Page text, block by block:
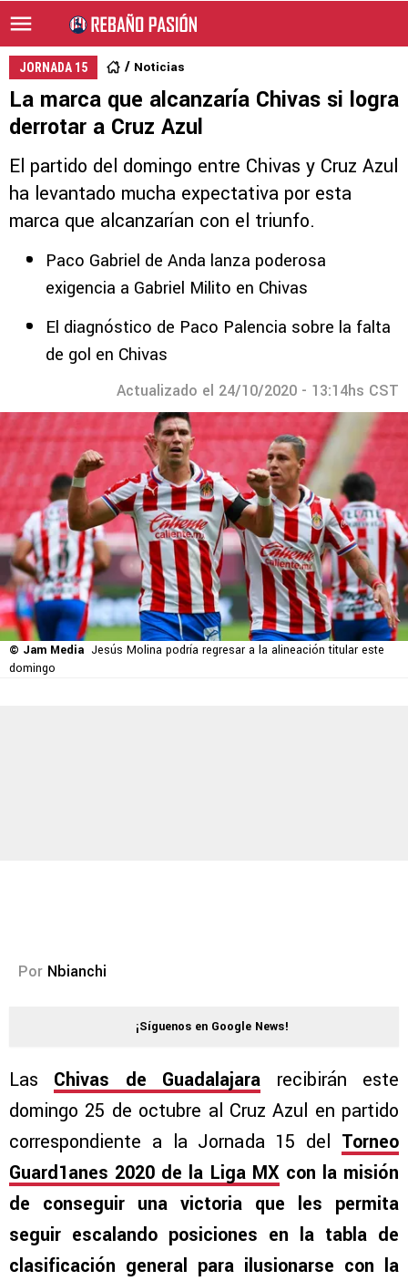
JORNADA 15 Noticias
La marca que alcanzaría Chivas si logra
derrotar a Cruz Azul
El partido del domingo entre Chivas y Cruz Azul
ha levantado mucha expectativa por esta
marca que alcanzarían con el triunfo.
Paco Gabriel de Anda lanza poderosa
exigencia a Gabriel Milito en Chivas
El diagnóstico de Paco Palencia sobre la falta
de gol en Chivas
Actualizado el 24/10/2020 - 13:14hs CST
© Jam Media Jesús Molina podría regresar a la alineación titular este
domingo
Por Nbianchi
¡Síguenos en Google News!
Las Chivas de Guadalajara recibirán este
domingo 25 de octubre al Cruz Azul en partido
correspondiente a la Jornada 15 del Torneo
Guard1anes 2020 de la Liga MX con la misión
de conseguir una victoria que les permita
seguir escalando posiciones en la tabla de
clasificación general para ilusionarse con la